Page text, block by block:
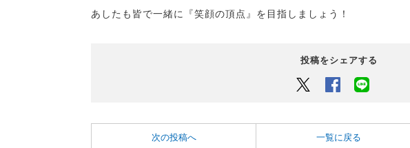
あしたも皆で一緒に『笑顔の頂点』を目指しましょう！
投稿をシェアする
Twitter Facebook
次の投稿へ 一覧に戻る